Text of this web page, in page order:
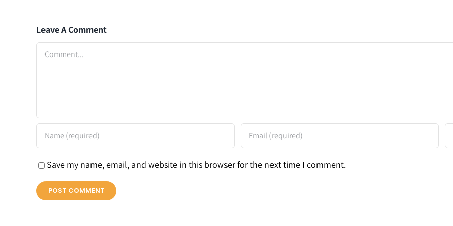
Leave A Comment
Save my name, email, and website in this browser for the next time I comment.